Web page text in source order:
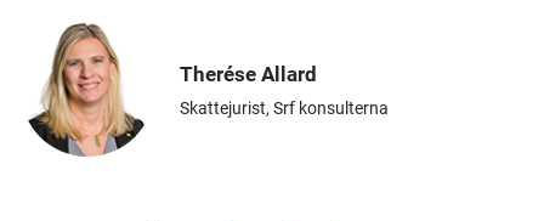
Therése Allard
Skattejurist, Srf konsulterna